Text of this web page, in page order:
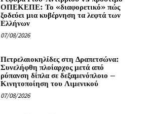
ΟΠΕΚΕΠΕ: Το «διαφορετικό» πώς
ξοδεύει μια κυβέρνηση τα λεφτά των
Ελλήνων
07/08/2026
Πετρελαιοκηλίδες στη Δραπετσώνα:
Συνελήφθη πλοίαρχος μετά από
ρύπανση δίπλα σε δεξαμενόπλοιο –
Κινητοποίηση του Λιμενικού
07/08/2026